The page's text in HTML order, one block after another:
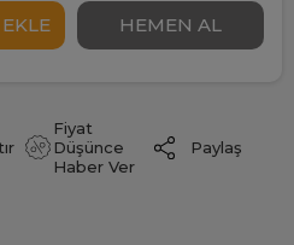
Fiyat
Düşünce
Haber Ver
Paylaş